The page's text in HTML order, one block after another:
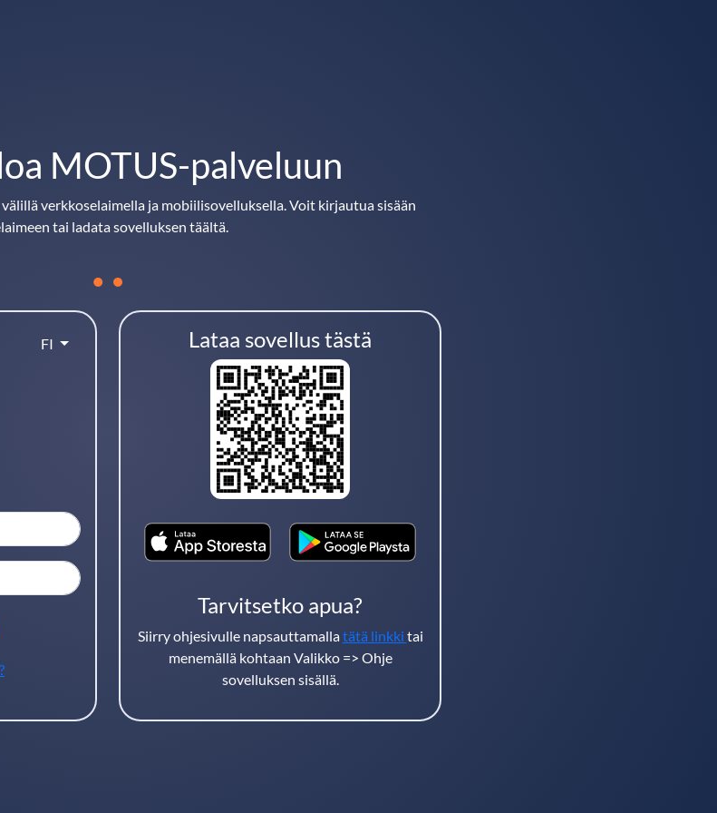
MOTUS-palveluun
verkkoselaimella ja mobiilisovelluksella. Voit kirjautua sisään
tai ladata sovelluksen täältä.
FI Lataa sovellus tästä
Tarvitsetko apua?
Siirry ohjesivulle napsauttamallatätä linkki tai
menemällä kohtaan Valikko => Ohje
sovelluksen sisällä.